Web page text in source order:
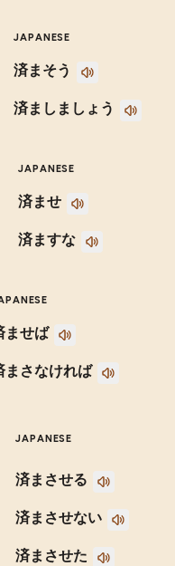
JAPANESE
済まそう
済ましましょう
JAPANESE
済ませ
済ますな
ませば
まさなければ
JAPANESE
済まさせる
済まさせない
済まさせた